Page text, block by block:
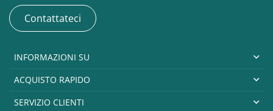
Contattateci
INFORMAZIONI SU
ACQUISTO RAPIDO
SERVIZIO CLIENTI